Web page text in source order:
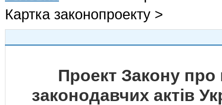
Картка законопроекту >
Проект Закону про
законодавчих актів